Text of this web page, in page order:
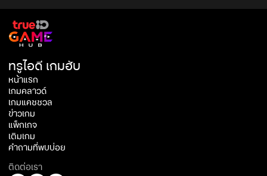
ทรูไอดี เกมฮับ
หน้าแรก
เกมคลาวด์
เกมแคชชวล
ข่าวเกม
แพ็กเกจ
เติมเกม
คำถามที่พบบ่อย
ติดต่อเรา